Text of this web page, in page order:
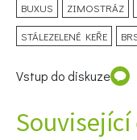
BUXUS ZIMOSTRÁZ
STÁLEZELENÉ KEŘE
Vstup do diskuze